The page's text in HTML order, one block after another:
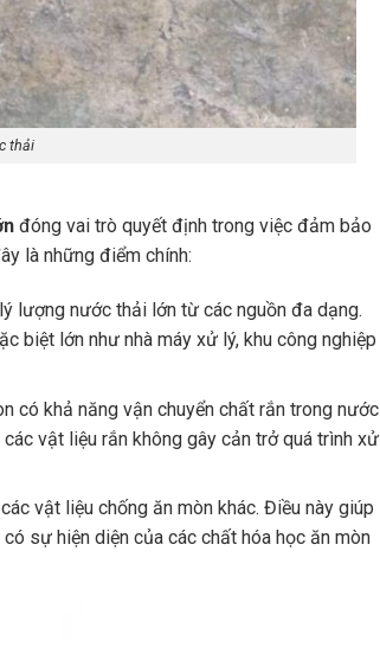
thải
đóng vai trò quyết định trong việc đảm bảo
là những điểm chính:
lượng nước thải lớn từ các nguồn đa dạng.
biệt lớn như nhà máy xử lý, khu công nghiệp
có khả năng vận chuyển chất rắn trong nước
vật liệu rắn không gây cản trở quá trình xử
vật liệu chống ăn mòn khác. Điều này giúp
sự hiện diện của các chất hóa học ăn mòn